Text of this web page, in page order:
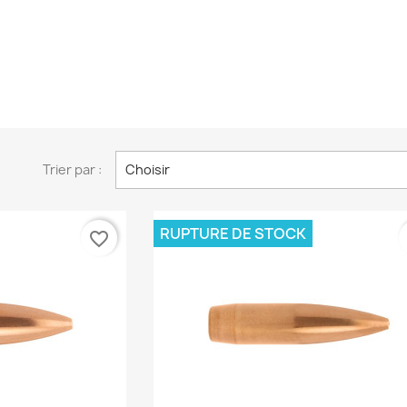
Trier par : Choisir
favorite_border RUPTURE DE STOCK